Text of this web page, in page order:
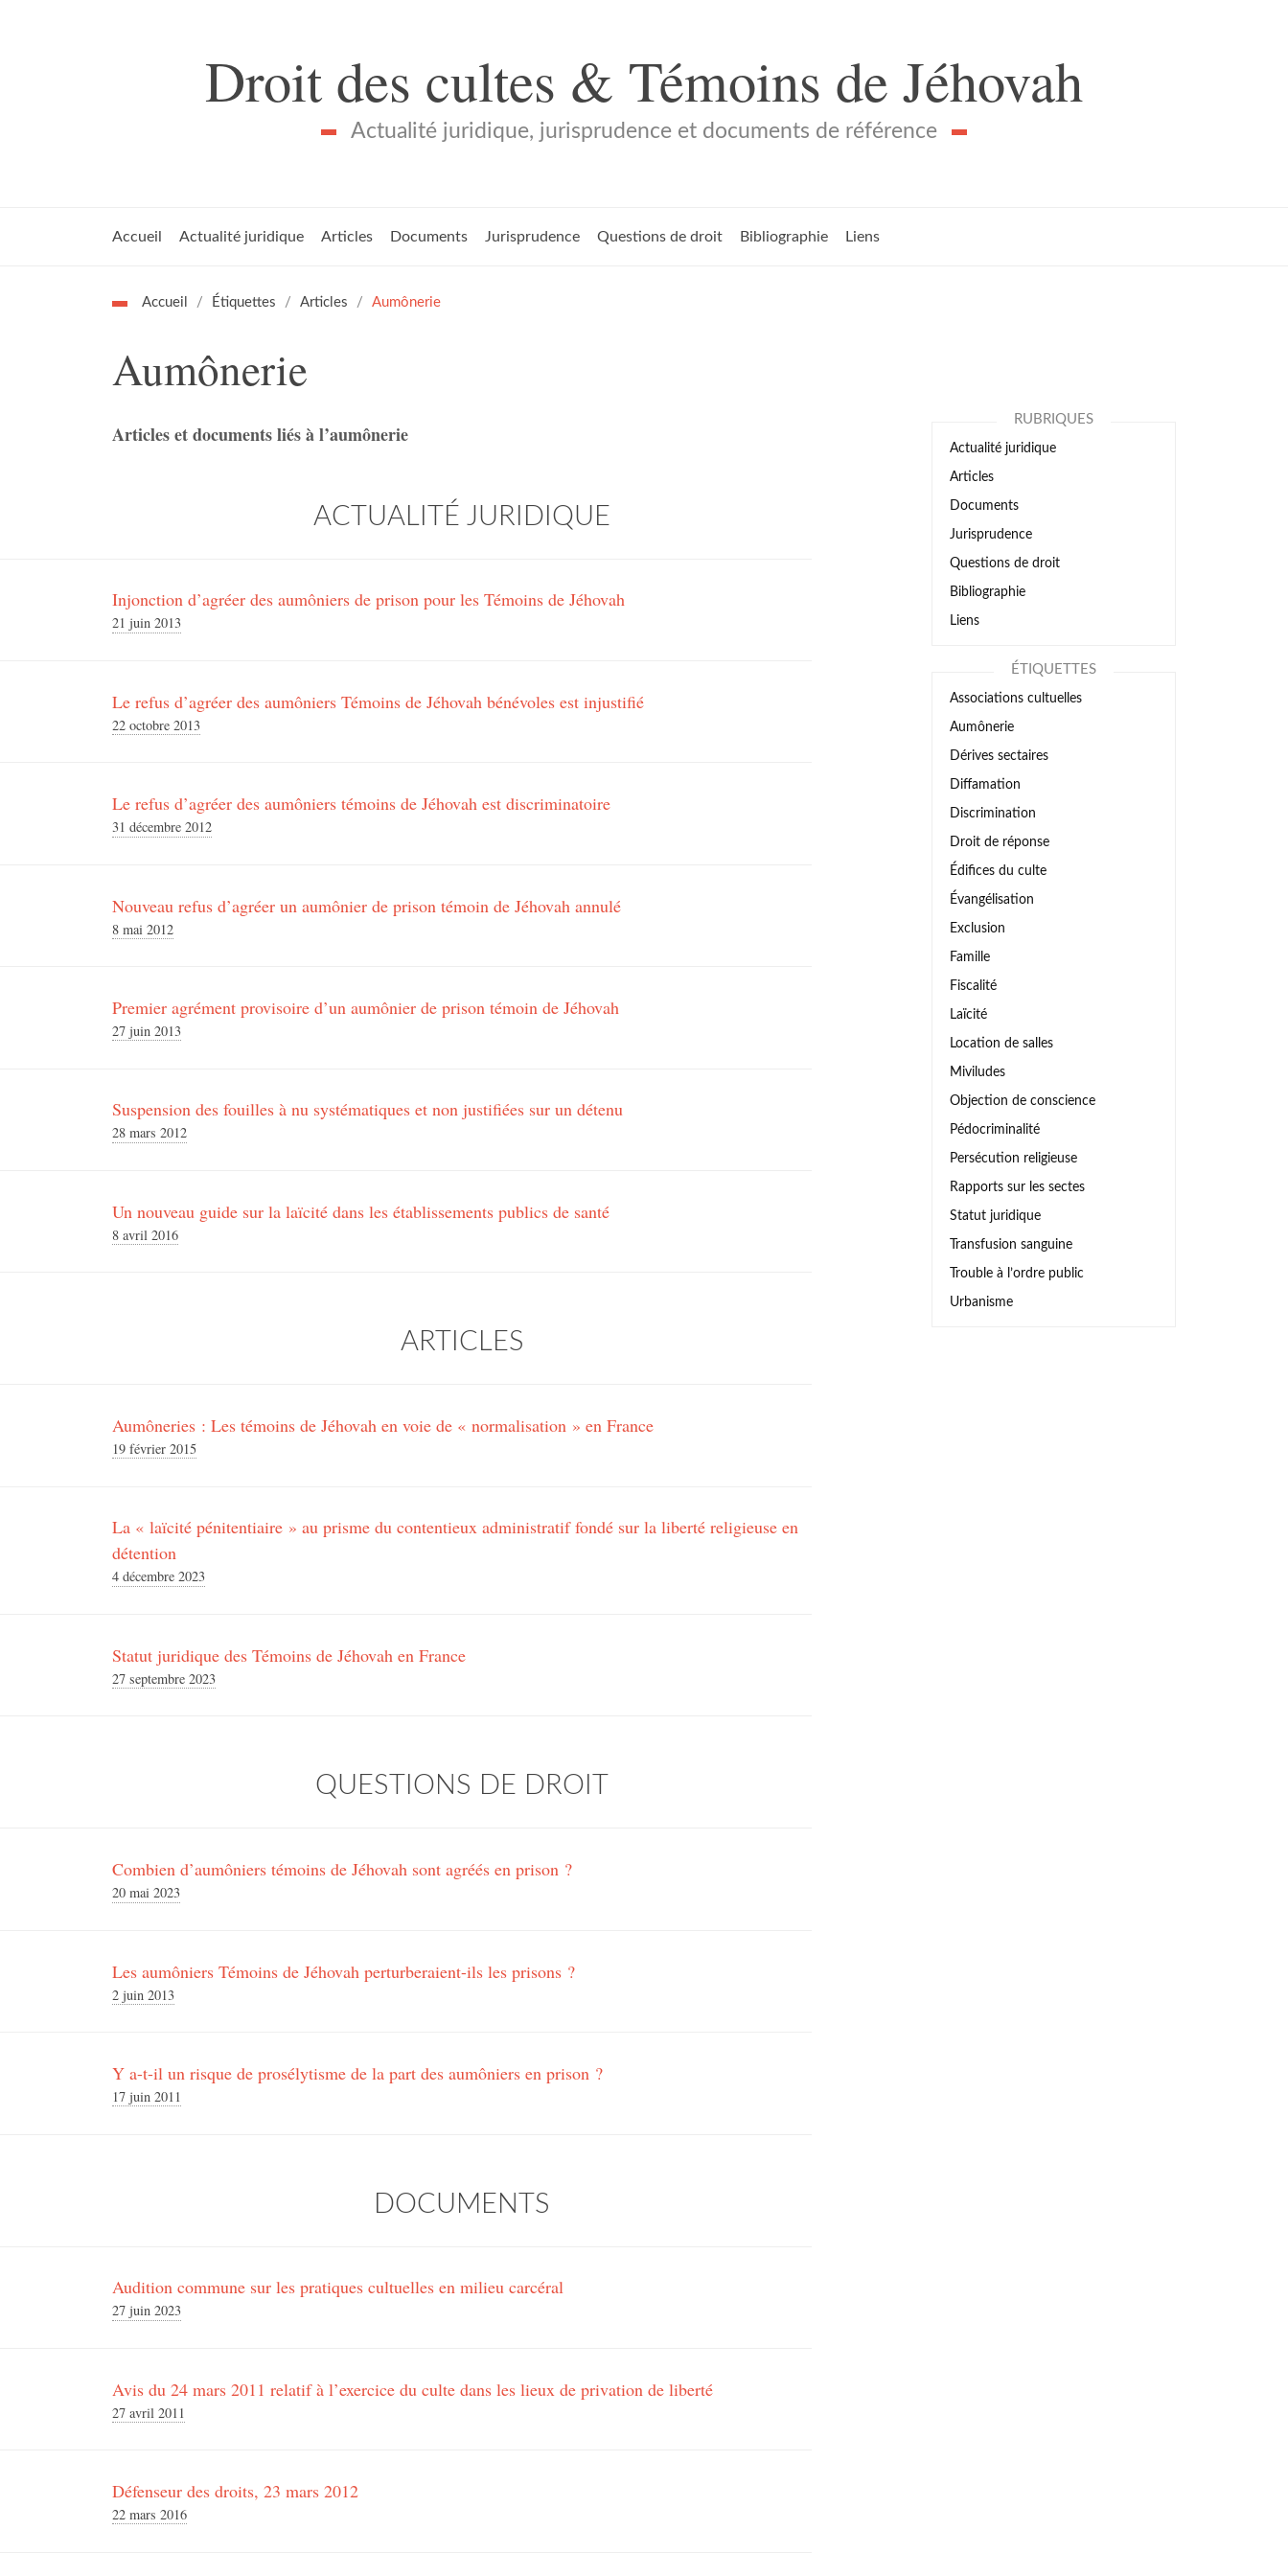
Droit des cultes & Témoins de Jéhovah
Actualité juridique, jurisprudence et documents de référence
Accueil Actualité juridique Articles Documents Jurisprudence Questions de droit Bibliographie Liens
Accueil Étiquettes Articles Aumônerie
Aumônerie
Articles et documents liés à l’aumônerie
ACTUALITÉ JURIDIQUE
Injonction d’agréer des aumôniers de prison pour les Témoins de Jéhovah
21 juin 2013
Le refus d’agréer des aumôniers Témoins de Jéhovah bénévoles est injustifié
22 octobre 2013
Le refus d’agréer des aumôniers témoins de Jéhovah est discriminatoire
31 décembre 2012
Nouveau refus d’agréer un aumônier de prison témoin de Jéhovah annulé
8 mai 2012
Premier agrément provisoire d’un aumônier de prison témoin de Jéhovah
27 juin 2013
Suspension des fouilles à nu systématiques et non justifiées sur un détenu
28 mars 2012
Un nouveau guide sur la laïcité dans les établissements publics de santé
8 avril 2016
ARTICLES
Aumôneries : Les témoins de Jéhovah en voie de « normalisation » en France
19 février 2015
La « laïcité pénitentiaire » au prisme du contentieux administratif fondé sur la liberté religieuse en
détention
4 décembre 2023
Statut juridique des Témoins de Jéhovah en France
27 septembre 2023
QUESTIONS DE DROIT
Combien d’aumôniers témoins de Jéhovah sont agréés en prison ?
20 mai 2023
Les aumôniers Témoins de Jéhovah perturberaient-ils les prisons ?
2 juin 2013
Y a-t-il un risque de prosélytisme de la part des aumôniers en prison ?
17 juin 2011
DOCUMENTS
Audition commune sur les pratiques cultuelles en milieu carcéral
27 juin 2023
Avis du 24 mars 2011 relatif à l’exercice du culte dans les lieux de privation de liberté
27 avril 2011
Défenseur des droits, 23 mars 2012
22 mars 2016
RUBRIQUES
Actualité juridique
Articles
Documents
Jurisprudence
Questions de droit
Bibliographie
Liens
ÉTIQUETTES
Associations cultuelles
Aumônerie
Dérives sectaires
Diffamation
Discrimination
Droit de réponse
Édifices du culte
Évangélisation
Exclusion
Famille
Fiscalité
Laïcité
Location de salles
Miviludes
Objection de conscience
Pédocriminalité
Persécution religieuse
Rapports sur les sectes
Statut juridique
Transfusion sanguine
Trouble à l’ordre public
Urbanisme